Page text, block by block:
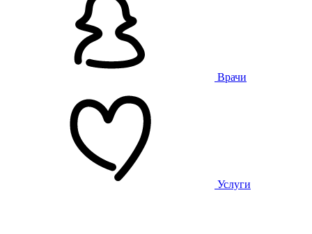
Врачи
Услуги